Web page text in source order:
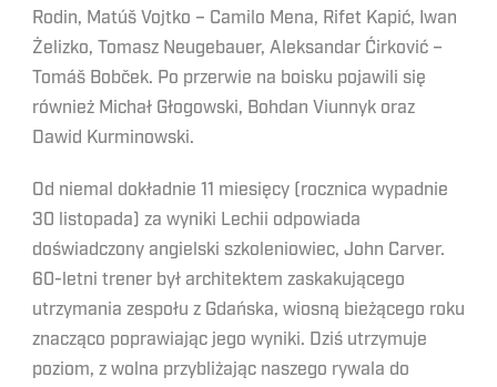
Rodin, Matúš Vojtko – Camilo Mena, Rifet Kapić, Iwan
Żelizko, Tomasz Neugebauer, Aleksandar Ćirković –
Tomáš Bobček. Po przerwie na boisku pojawili się
również Michał Głogowski, Bohdan Viunnyk oraz
Dawid Kurminowski.
Od niemal dokładnie 11 miesięcy (rocznica wypadnie
30 listopada) za wyniki Lechii odpowiada
doświadczony angielski szkoleniowiec, John Carver.
60-letni trener był architektem zaskakującego
utrzymania zespołu z Gdańska, wiosną bieżącego roku
znacząco poprawiając jego wyniki. Dziś utrzymuje
poziom, z wolna przybliżając naszego rywala do